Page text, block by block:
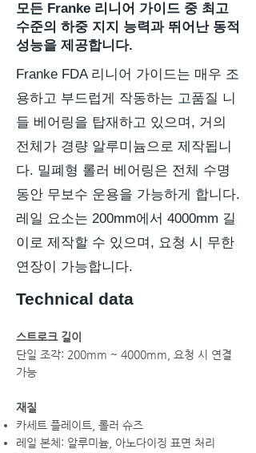
모든 Franke 리니어 가이드 중 최고
수준의 하중 지지 능력과 뛰어난 동적
성능을 제공합니다.
Franke FDA 리니어 가이드는 매우 조
용하고 부드럽게 작동하는 고품질 니
들 베어링을 탑재하고 있으며, 거의
전체가 경량 알루미늄으로 제작됩니
다. 밀폐형 롤러 베어링은 전체 수명
동안 무보수 운용을 가능하게 합니다.
레일 요소는 200mm에서 4000mm 길
이로 제작할 수 있으며, 요청 시 무한
연장이 가능합니다.
Technical data
스트로크 길이
단일 조각: 200mm ~ 4000mm, 요청 시 연결
가능
재질
카세트 플레이트, 롤러 슈즈
레일 본체: 알루미늄, 아노다이징 표면 처리